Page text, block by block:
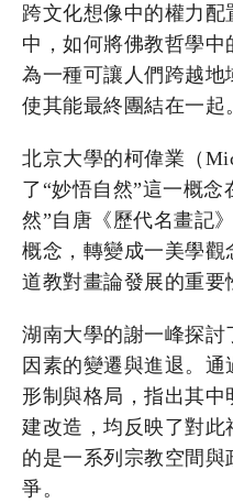
跨文化想像中的權力
中，如何將佛教哲學
為一種可讓人們跨越地
使其能最終團結在一起
北京大學的柯偉業（
了“妙悟自然”這一概念
然”自唐《歷代名畫記
概念，轉變成一美學
道教對畫論發展的重要
湖南大學的謝一峰探
因素的變遷與進退。
形制與格局，指出其
建改造，均反映了對
的是一系列宗教空間與
爭。